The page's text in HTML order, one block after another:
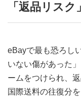
「返品リス
eBayで最も恐ろし
いない傷があった
ームをつけられ、
国際送料の往復分